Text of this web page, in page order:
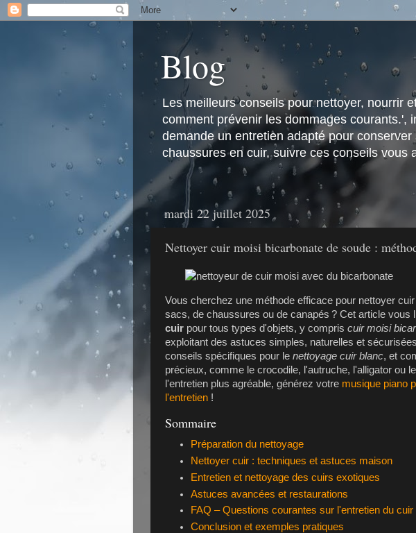
Blog
Les meilleurs conseils pour nettoyer, nourrir
comment prévenir les dommages courants.',
demande un entretien adapté pour
chaussures en cuir, suivre ces conseils
mardi 22 juillet 2025
Nettoyer cuir moisi bicarbonate de soude :
Vous cherchez une méthode efficace pour nettoyer
sacs, de chaussures ou de canapés ? Cet article vous
cuir pour tous types d'objets, y compris cuir moisi
exploitant des astuces simples, naturelles et
conseils spécifiques pour le nettoyage cuir blanc, et
précieux, comme le crocodile, l'autruche, l'alligator ou
l'entretien plus agréable, générez votre musique piano
l'entretien !
Sommaire
Préparation du nettoyage
Nettoyer cuir : techniques et astuces maison
Entretien et nettoyage des cuirs exotiques
Astuces avancées et restaurations
FAQ – Questions courantes sur l'entretien du cuir
Conclusion et exemples pratiques